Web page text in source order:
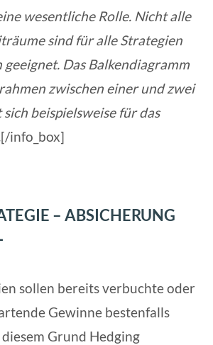
wesentliche Rolle. Nicht alle
sind für alle Strategien
Das Balkendiagramm
zwischen einer und zwei
beispielsweise für das
[/info_box]
– ABSICHERUNG
sollen bereits verbuchte oder
Gewinne bestenfalls
Grund Hedging